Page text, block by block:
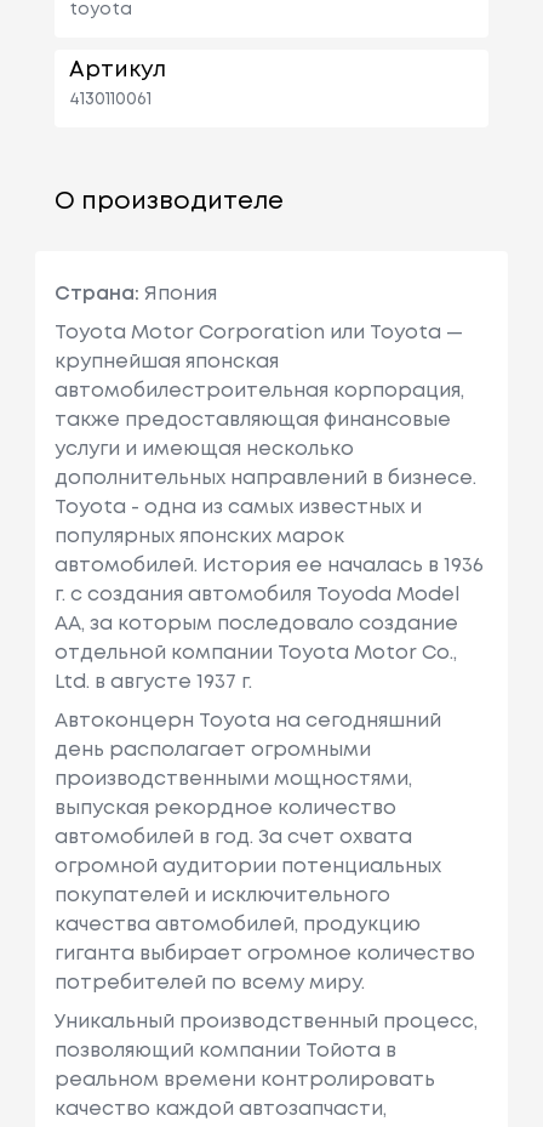
toyota
Артикул
4130110061
О производителе
Страна: Япония
Toyota Motor Corporation или Toyota —
крупнейшая японская
автомобилестроительная корпорация,
также предоставляющая финансовые
услуги и имеющая несколько
дополнительных направлений в бизнесе.
Toyota - одна из самых известных и
популярных японских марок
автомобилей. История ее началась в 1936
г. с создания автомобиля Toyoda Model
AA, за которым последовало создание
отдельной компании Toyota Motor Co.,
Ltd. в августе 1937 г.
Автоконцерн Toyota на сегодняшний
день располагает огромными
производственными мощностями,
выпуская рекордное количество
автомобилей в год. За счет охвата
огромной аудитории потенциальных
покупателей и исключительного
качества автомобилей, продукцию
гиганта выбирает огромное количество
потребителей по всему миру.
Уникальный производственный процесс,
позволяющий компании Тойота в
реальном времени контролировать
качество каждой автозапчасти,